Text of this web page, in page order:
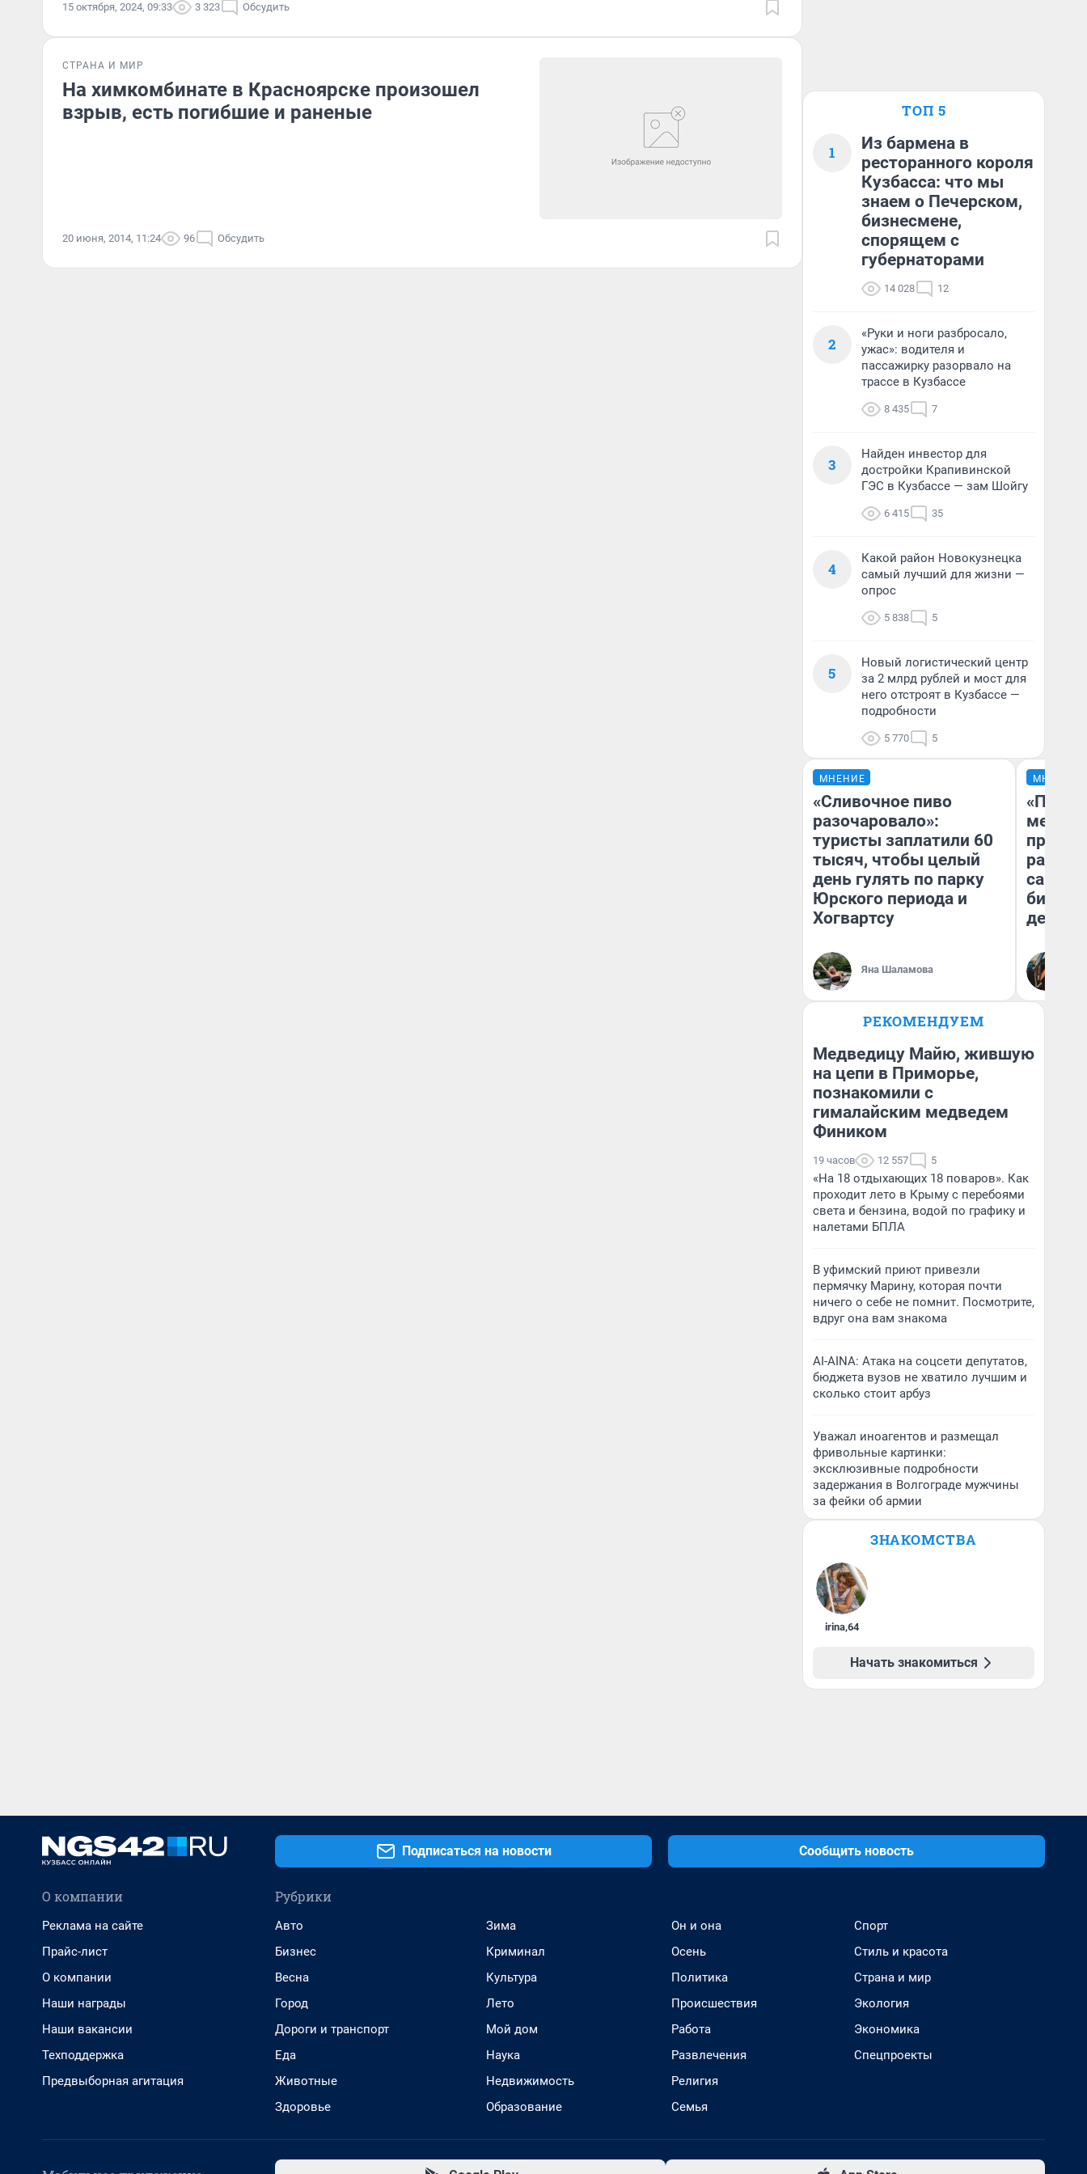
15 октября, 2024, 09:33 3 323 Обсудить
СТРАНА И МИР
На химкомбинате в Красноярске произошел
взрыв, есть погибшие и раненые
20 июня, 2014, 11:24 96 Обсудить
ТОП 5
1
Из бармена в
ресторанного короля
Кузбасса: что мы
знаем о Печерском,
бизнесмене,
спорящем с
губернаторами
14 028 12
2
«Руки и ноги разбросало,
ужас»: водителя и
пассажирку разорвало на
трассе в Кузбассе
8 435 7
3
Найден инвестор для
достройки Крапивинской
ГЭС в Кузбассе — зам Шойгу
6 415 35
4
Какой район Новокузнецка
самый лучший для жизни —
опрос
5 838 5
5
Новый логистический центр
за 2 млрд рублей и мост для
него отстроят в Кузбассе —
подробности
5 770 5
МНЕНИЕ
«Сливочное пиво
разочаровало»:
туристы заплатили 60
тысяч, чтобы целый
день гулять по парку
Юрского периода и
Хогвартсу
Яна Шаламова
МНЕНИЕ
самом
РЕКОМЕНДУЕМ
Медведицу Майю, жившую
на цепи в Приморье,
познакомили с
гималайским медведем
Фиником
19 часов 12 557 5
«На 18 отдыхающих 18 поваров». Как
проходит лето в Крыму с перебоями
света и бензина, водой по графику и
налетами БПЛА
В уфимский приют привезли
пермячку Марину, которая почти
ничего о себе не помнит. Посмотрите,
вдруг она вам знакома
AI-AINA: Атака на соцсети депутатов,
бюджета вузов не хватило лучшим и
сколько стоит арбуз
Уважал иноагентов и размещал
фривольные картинки:
эксклюзивные подробности
задержания в Волгограде мужчины
за фейки об армии
ЗНАКОМСТВА
irina,64
Начать знакомиться
Подписаться на новости Сообщить новость
О компании
Реклама на сайте
Прайс-лист
О компании
Наши награды
Наши вакансии
Техподдержка
Предвыборная агитация
Рубрики
Авто
Бизнес
Весна
Город
Дороги и транспорт
Еда
Животные
Здоровье
Зима
Криминал
Культура
Лето
Мой дом
Наука
Недвижимость
Образование
Он и она
Осень
Политика
Происшествия
Работа
Развлечения
Религия
Семья
Спорт
Стиль и красота
Страна и мир
Экология
Экономика
Спецпроекты